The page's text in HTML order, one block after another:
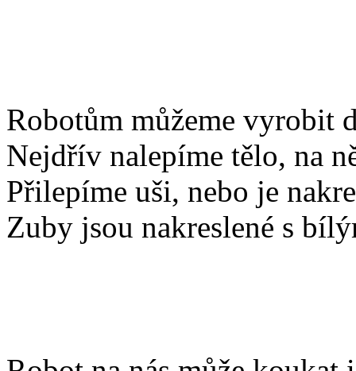
Robotům můžeme vyrobit
Nejdřív nalepíme tělo, na
Přilepíme uši, nebo je
Zuby jsou nakreslené s